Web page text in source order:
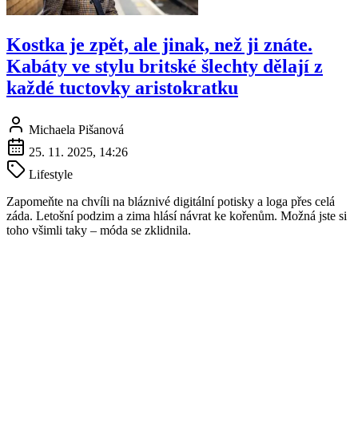
Kostka je zpět, ale jinak, než ji znáte.
Kabáty ve stylu britské šlechty dělají z
každé tuctovky aristokratku
Michaela Pišanová
25. 11. 2025, 14:26
Lifestyle
Zapomeňte na chvíli na bláznivé digitální potisky a loga přes celá
záda. Letošní podzim a zima hlásí návrat ke kořenům. Možná jste si
toho všimli taky – móda se zklidnila.